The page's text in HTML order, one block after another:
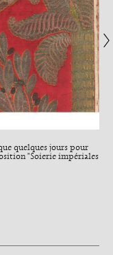
quelques jours pour
"Soierie impériales